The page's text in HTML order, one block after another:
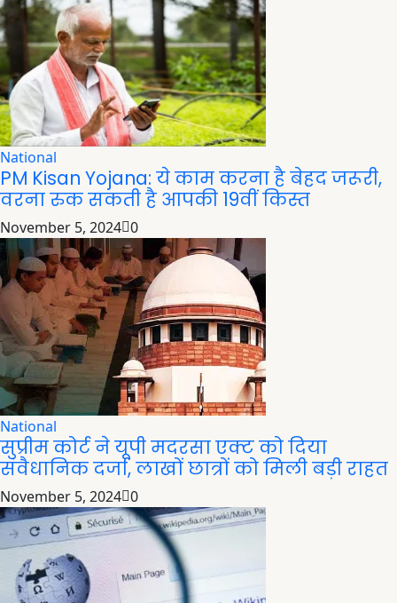
National
PM Kisan Yojana: ये काम करना है बेहद जरूरी,
वरना रुक सकती है आपकी 19वीं किस्त
November 5, 2024 0
National
सुप्रीम कोर्ट ने यूपी मदरसा एक्ट को दिया
संवैधानिक दर्जा, लाखों छात्रों को मिली बड़ी राहत
November 5, 2024 0